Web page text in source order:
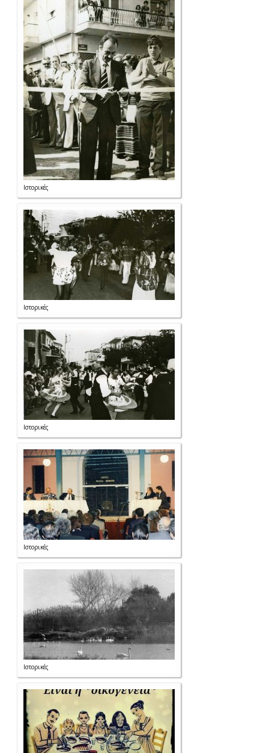
Ιστορικές
Ιστορικές
Ιστορικές
Ιστορικές
Ιστορικές